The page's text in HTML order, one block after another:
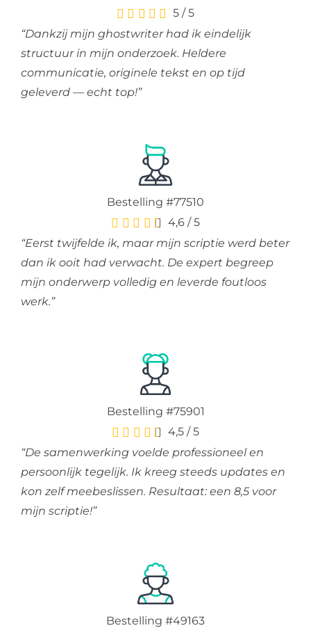
5 /5
“Dankzij mijn ghostwriter had ik eindelijk
structuur in mijn onderzoek. Heldere
communicatie, originele tekst en op tijd
geleverd — echt top!”
Bestelling #77510
4,6/5
“Eerst twijfelde ik, maar mijn scriptie werd beter
dan ik ooit had verwacht. De expert begreep
mijn onderwerp volledig en leverde foutloos
werk.”
Bestelling #75901
4,5 /5
“De samenwerking voelde professioneel en
persoonlijk tegelijk. Ik kreeg steeds updates en
kon zelf meebeslissen. Resultaat: een 8,5 voor
mijn scriptie!”
Bestelling #49163